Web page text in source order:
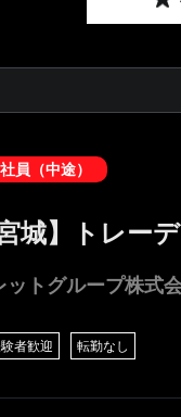
員（中途）
宮城】トレー
ットグループ株式
者歓迎 転勤なし